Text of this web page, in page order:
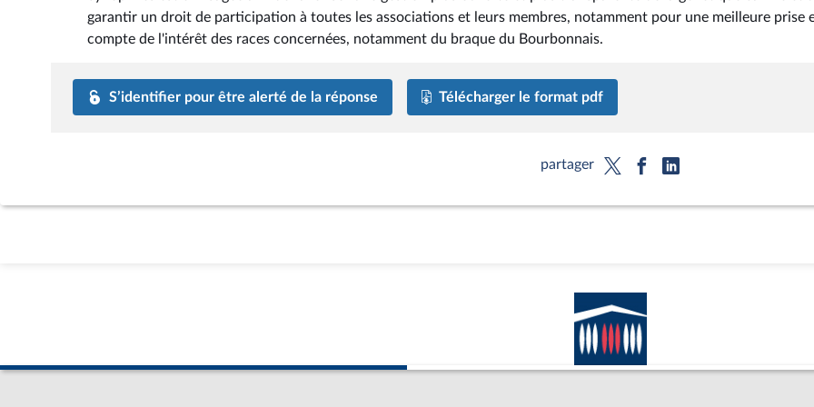
garantir un droit de participation à toutes les associations et leurs membres, notamment pour une meilleure prise
compte de l'intérêt des races concernées, notamment du braque du Bourbonnais.
S’identifier pour être alerté de la réponse Télécharger le format pdf
partager